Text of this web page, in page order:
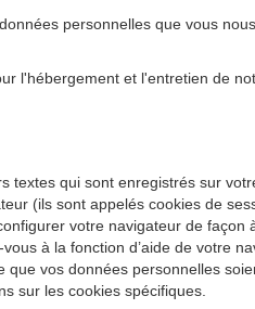
personnelles que vous
l'hébergement et l'entretien de
textes qui sont enregistrés sur
(ils sont appelés cookies de
votre navigateur de façon
à la fonction d’aide de votre
vos données personnelles
sur les cookies spécifiques.